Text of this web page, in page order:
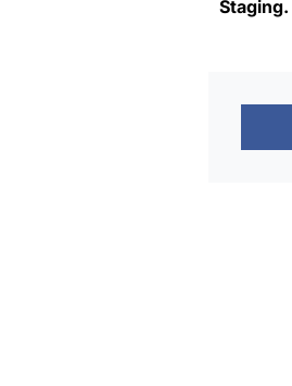
Staging.